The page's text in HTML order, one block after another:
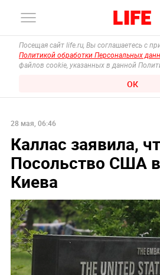
Посещая сайт life.ru, Вы соглашаетесь с
Политикой обработки Персональных
файлов cookie, указанных в данной
ОК
28 мая, 06:46
Каллас заявила,
Посольство США
Киева